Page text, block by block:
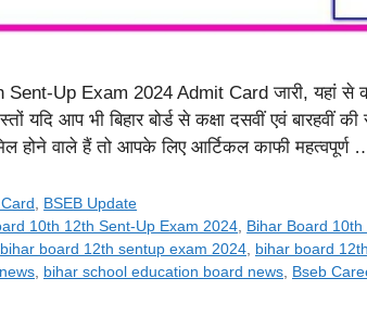
Sent-Up Exam 2024 Admit Card जारी, यहां
यदि आप भी बिहार बोर्ड से कक्षा दसवीं एवं
होने वाले हैं तो आपके लिए आर्टिकल काफी महत्वपूर्ण
BSEB Update
10th 12th Sent-Up Exam 2024 Bihar Board 10th
bihar board 12th sentup exam 2024 bihar board
bihar school education board news Bseb